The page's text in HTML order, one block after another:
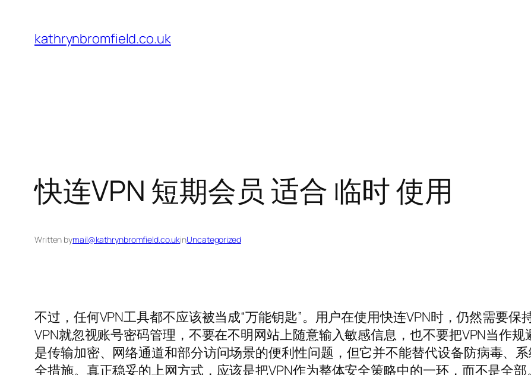
content
kathrynbromfield.co.uk
快连VPN 短期会员 适合 临时 使用
Written bymail@kathrynbromfield.co.ukinUncategorized
不过，任何VPN工具都不应该被当成“万能钥匙”。用户在使用快连VPN时，仍然需要
VPN就忽视账号密码管理，不要在不明网站上随意输入敏感信息，也不要把VPN当作
是传输加密、网络通道和部分访问场景的便利性问题，但它并不能替代设备防病毒、
全措施。真正稳妥的上网方式，应该是把VPN作为整体安全策略中的一环，而不是全部。